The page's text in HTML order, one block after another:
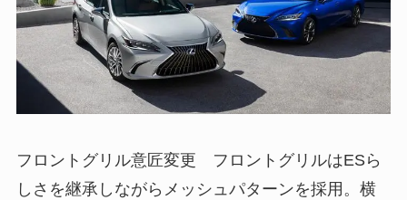
フロントグリル意匠変更 フロントグリルはESら
しさを継承しながらメッシュパターンを採用。横